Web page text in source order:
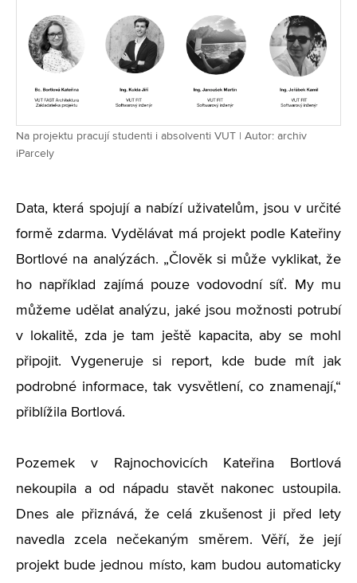
Na projektu pracují studenti i absolventi VUT | Autor: archiv
iParcely
Data, která spojují a nabízí uživatelům, jsou v určité
formě zdarma. Vydělávat má projekt podle Kateřiny
Bortlové na analýzách. „Člověk si může vyklikat, že
ho například zajímá pouze vodovodní síť. My mu
můžeme udělat analýzu, jaké jsou možnosti potrubí
v lokalitě, zda je tam ještě kapacita, aby se mohl
připojit. Vygeneruje si report, kde bude mít jak
podrobné informace, tak vysvětlení, co znamenají,“
přiblížila Bortlová.
Pozemek v Rajnochovicích Kateřina Bortlová
nekoupila a od nápadu stavět nakonec ustoupila.
Dnes ale přiznává, že celá zkušenost ji před lety
navedla zcela nečekaným směrem. Věří, že její
projekt bude jednou místo, kam budou automaticky